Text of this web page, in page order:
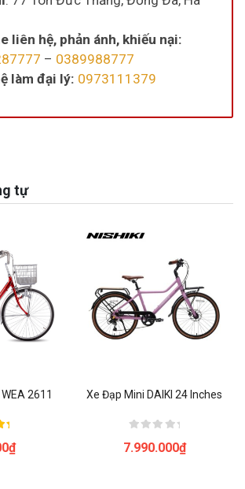
liên hệ, phản ánh, khiếu nại:
– 0389988777
làm đại lý: 0973111379
tự
2611
₫
Xe Đạp Mini DAIKI 24 Inches
xếp
7.990.000₫